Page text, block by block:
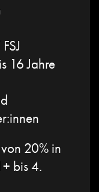
16 Jahre
20% in
bis 4.